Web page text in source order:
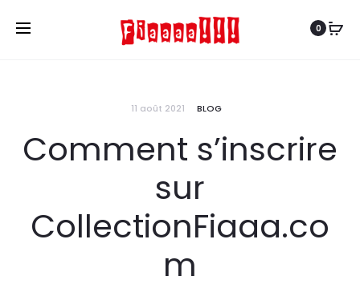
0
11 août 2021 BLOG
Comment s’inscrire
sur
CollectionFiaaa.co
m